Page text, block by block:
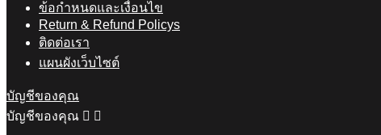
ข้อกำหนดและเงื่อนไข
Return & Refund Policys
ติดต่อเรา
แผนผังเว็บไซต์
บัญชีของคุณ
บัญชีของคุณ  